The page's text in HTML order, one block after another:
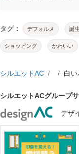
タグ： デフォルメ 誕
ショッピング かわいい
シルエットAC 白
シルエットACグループ
デザ